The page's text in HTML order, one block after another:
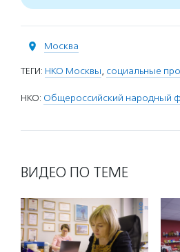
Москва
ТЕГИ: НКО Москвы, социальные
НКО: Общероссийский народный
ВИДЕО ПО ТЕМЕ